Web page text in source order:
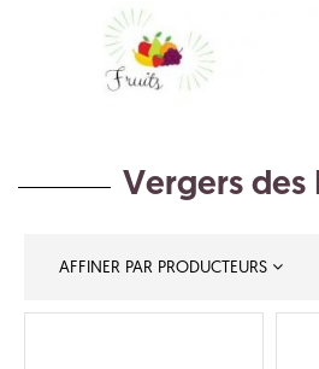
Vergers des
AFFINER PAR PRODUCTEURS